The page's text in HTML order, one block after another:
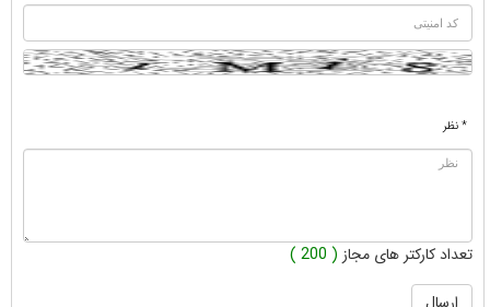
* نظر
تعداد کارکتر های مجاز ( 200 )